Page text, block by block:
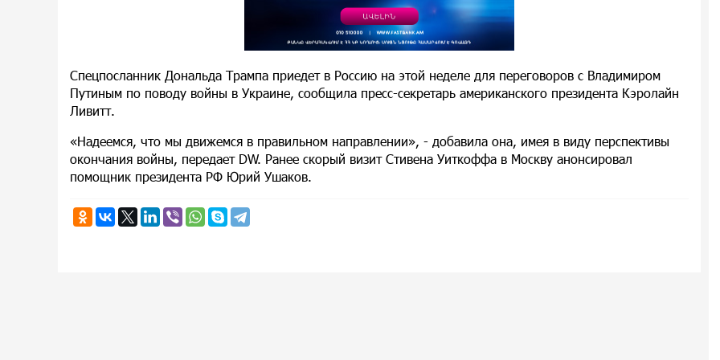
Спецпосланник Дональда Трампа приедет в Россию на этой неделе для переговоров с Владимиром
Путиным по поводу войны в Украине, сообщила пресс-секретарь американского президента Кэролайн
Ливитт.
«Надеемся, что мы движемся в правильном направлении», - добавила она, имея в виду перспективы
окончания войны, передает DW. Ранее скорый визит Стивена Уиткоффа в Москву анонсировал
помощник президента РФ Юрий Ушаков.